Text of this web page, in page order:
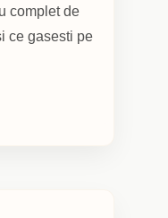
complet de
ce gasesti pe